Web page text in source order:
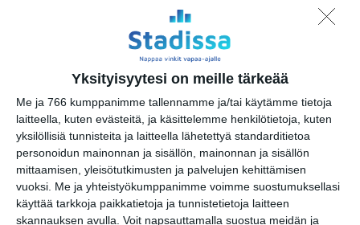
Yksityisyytesi on meille tärkeää
Me ja 766 kumppanimme tallennamme ja/tai käytämme tietoja
laitteella, kuten evästeitä, ja käsittelemme henkilötietoja, kuten
yksilöllisiä tunnisteita ja laitteella lähetettyä standarditietoa
personoidun mainonnan ja sisällön, mainonnan ja sisällön
mittaamisen, yleisötutkimusten ja palvelujen kehittämisen
vuoksi. Me ja yhteistyökumppanimme voimme suostumuksellasi
käyttää tarkkoja paikkatietoja ja tunnistetietoja laitteen
skannauksen avulla. Voit napsauttamalla suostua meidän ja
BRQ Vantaa: Taiteilijat
kertovat illan konserteista
su 9.8.2026 klo 19:30
BRQ Vantaa:
Kynttiläkonsertti:
Rakkauden nuottikirjasta
su 9.8.2026 klo 20:30
BRQ Vantaa: Johdatus
konserttiin: Laura Kolbe
ma 10.8.2026 klo 17:30